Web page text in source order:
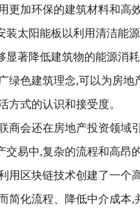
更加环保的建筑材料和高
装太阳能板以利用清洁能
显著降低建筑物的能源消
绿色建筑理念,可以为房
方式的认识和接受度。
商会还在房地产投资领域
交易中,复杂的流程和高昂
用区块链技术创建了一个
简化流程、降低中介成本